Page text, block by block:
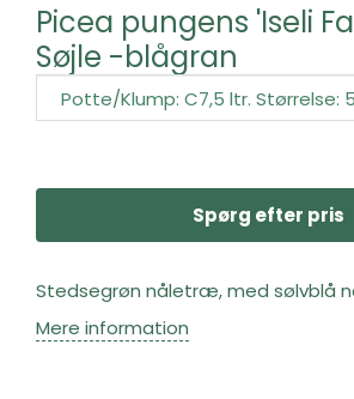
Picea pungens 'Iseli
Søjle -blågran
Spørg efter pris
Stedsegrøn nåletræ, med sølvblå
Mere information